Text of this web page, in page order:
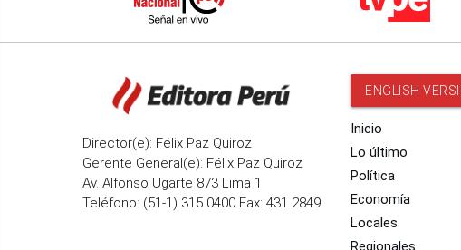
Director(e): Félix Paz Quiroz
Gerente General(e): Félix Paz Quiroz
Av. Alfonso Ugarte 873 Lima 1
Teléfono: (51-1) 315 0400 Fax: 431 2849
ENGLISH
Inicio
Lo último
Política
Economía
Locales
Regionales